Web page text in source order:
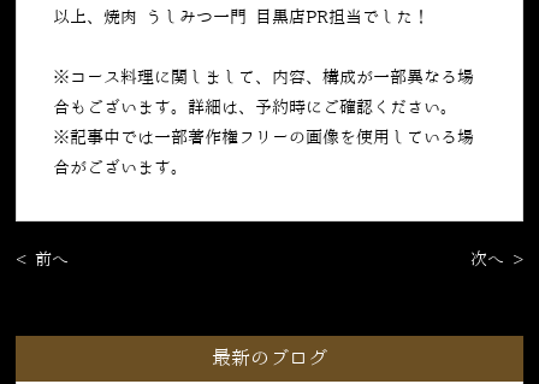
以上、焼肉 うしみつ一門 目黒店PR担当でした！
※コース料理に関しまして、内容、構成が一部異なる場
合もございます。詳細は、予約時にご確認ください。
※記事中では一部著作権フリーの画像を使用している場
合がございます。
< 前へ 次へ >
最新のブログ